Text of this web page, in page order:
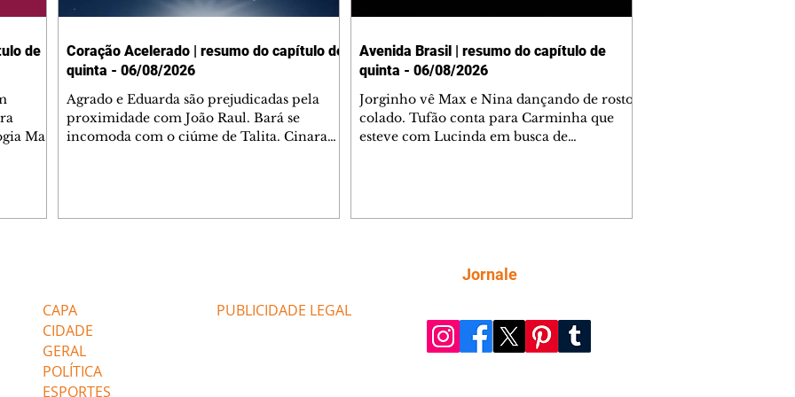
de
Mau
Coração Acelerado | resumo do capítulo de
quinta - 06/08/2026
Agrado e Eduarda são prejudicadas pela
proximidade com João Raul. Bará se
incomoda com o ciúme de Talita. Cinara
ajudar João Raul sem prejudicar a amiga.
Avenida Brasil | resumo do capítulo de
quinta - 06/08/2026
Jorginho vê Max e Nina dançando de rosto
colado. Tufão conta para Carminha que
esteve com Lucinda em busca de
Verônica e Noêmia perseguem Cadinho na
praia deserta. Dolores sugere que Roni peça
fugir da praia
CAPA
CIDADE
GERAL
POLÍTICA
ESPORTES
PUBLICIDADE LEGAL
Jornale